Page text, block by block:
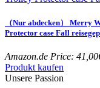
（Nur abdecken） Merry
Protector case Fall
Amazon.de Price: 41,00
Produkt kaufen
Unsere Passion